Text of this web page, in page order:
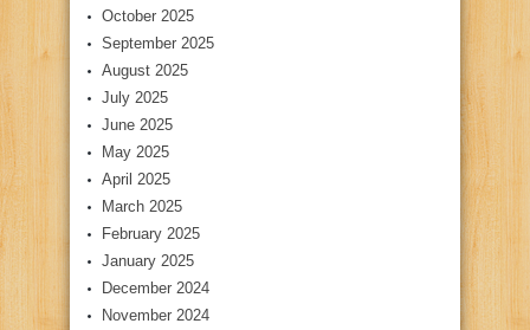
October 2025
September 2025
August 2025
July 2025
June 2025
May 2025
April 2025
March 2025
February 2025
January 2025
December 2024
November 2024